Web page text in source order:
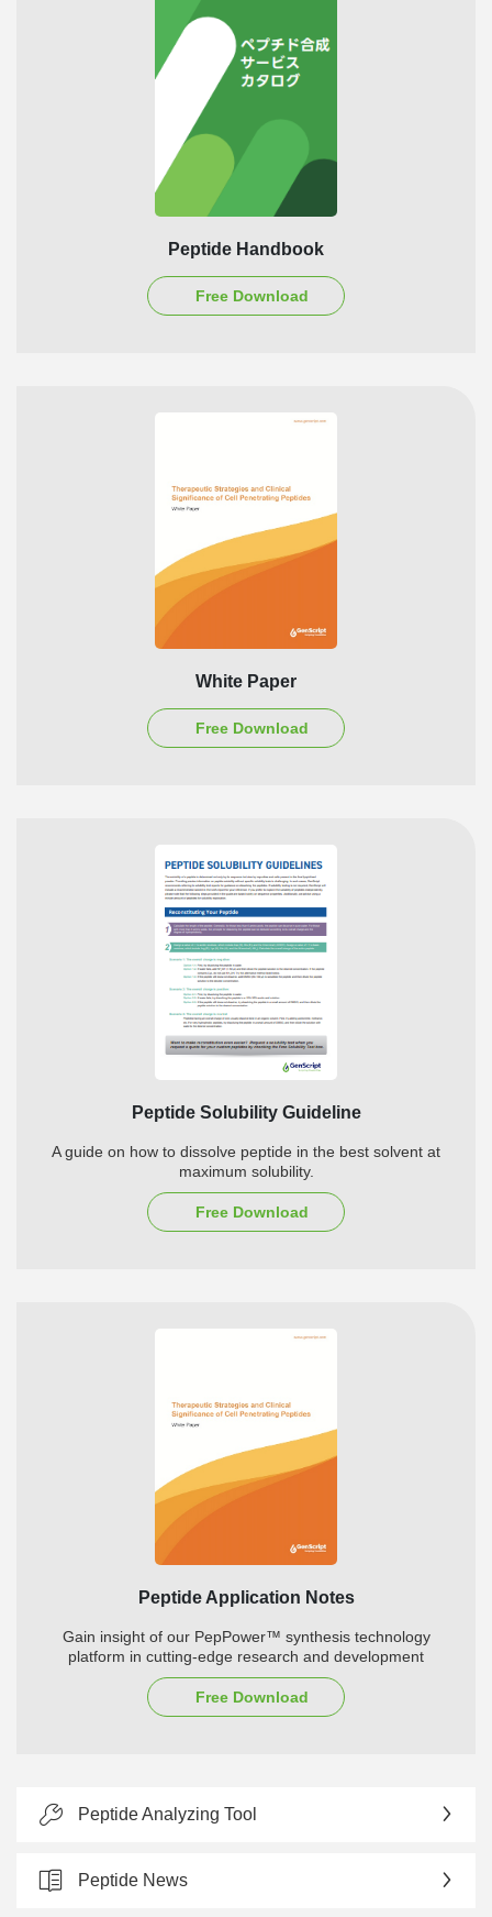
Peptide Handbook
Free Download
White Paper
Free Download
Peptide Solubility Guideline
A guide on how to dissolve peptide in the best solvent at
maximum solubility.
Free Download
Peptide Application Notes
Gain insight of our PepPower™ synthesis technology
platform in cutting-edge research and development
Free Download
Peptide Analyzing Tool
Peptide News